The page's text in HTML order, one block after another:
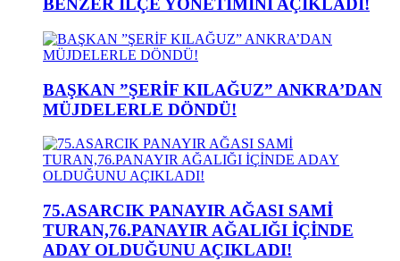
BENZER İLÇE YÖNETİMİNİ AÇIKLADI!
BAŞKAN ”ŞERİF KILAĞUZ” ANKRA’DAN
MÜJDELERLE DÖNDÜ!
75.ASARCIK PANAYIR AĞASI SAMİ
TURAN,76.PANAYIR AĞALIĞI İÇİNDE
ADAY OLDUĞUNU AÇIKLADI!